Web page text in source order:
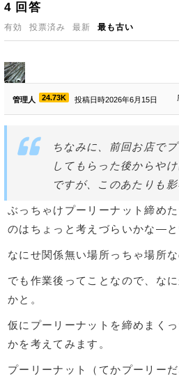
4 回答
有効 投票済み 最新 最も古い
管理人 24.73K 投稿日時2026年6月15日
ちなみに、前回お店で
してもらった後からや
ですが、このあたりも
ぶっちゃけプーリーナット締め
のはちょっと考えづらいかな―と
なにせ関係無い場所っちゃ場所
でも作業後ってことなので、な
かと。
仮にプーリーナットを締めまく
かを考えてみます。
プーリーナット（てかプーリー